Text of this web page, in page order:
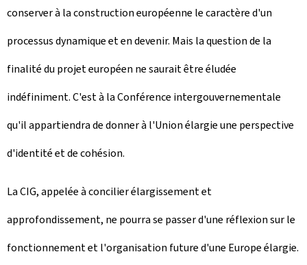
conserver à la construction européenne le caractère d'un
processus dynamique et en devenir. Mais la question de la
finalité du projet européen ne saurait être éludée
indéfiniment. C'est à la Conférence intergouvernementale
qu'il appartiendra de donner à l'Union élargie une perspective
d'identité et de cohésion.
La CIG, appelée à concilier élargissement et
approfondissement, ne pourra se passer d'une réflexion sur le
fonctionnement et l'organisation future d'une Europe élargie.